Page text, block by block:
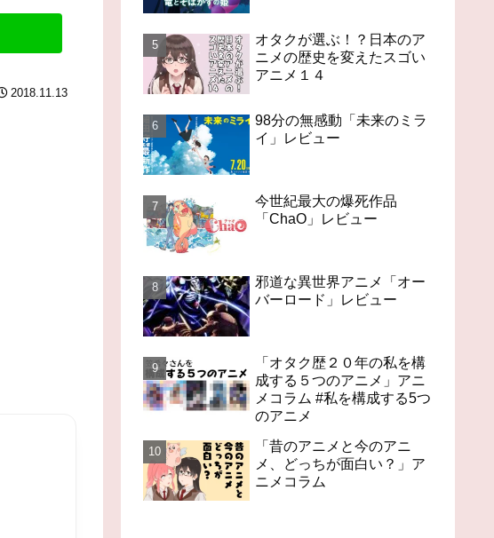
2018.11.13
オタクが選ぶ！？日本のア
ニメの歴史を変えたスゴい
アニメ１４
98分の無感動「未来のミラ
イ」レビュー
今世紀最大の爆死作品
「ChaO」レビュー
邪道な異世界アニメ「オー
バーロード」レビュー
「オタク歴２０年の私を構
成する５つのアニメ」アニ
メコラム #私を構成する5つ
のアニメ
「昔のアニメと今のアニ
メ、どっちが面白い？」ア
ニメコラム